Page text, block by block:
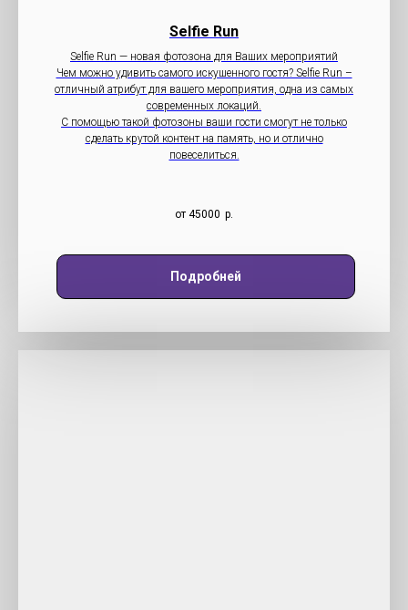
Selfie Run
Selfie Run — новая фотозона для Ваших мероприятий
Чем можно удивить самого искушенного гостя? Selfie Run –
отличный атрибут для вашего мероприятия, одна из самых
современных локаций.
С помощью такой фотозоны ваши гости смогут не только
сделать крутой контент на память, но и отлично
повеселиться.
от 45000 р.
Подробней